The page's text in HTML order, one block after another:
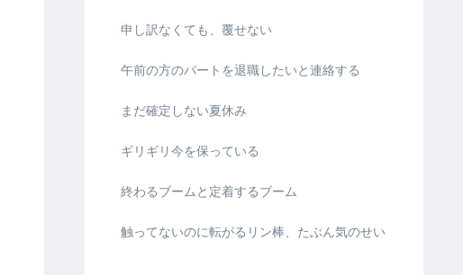
申し訳なくても、覆せない
午前の方のパートを退職したいと連絡する
まだ確定しない夏休み
ギリギリ今を保っている
終わるブームと定着するブーム
触ってないのに転がるリン棒、たぶん気のせい